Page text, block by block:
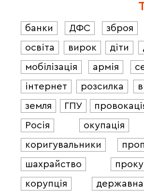
банки ДФС зброя
освіта
вирок діти
мобілізація
армія
інтернет
розсилка
земля
ГПУ
Росія
окупація
коригувальники
шахрайство
корупція
державна